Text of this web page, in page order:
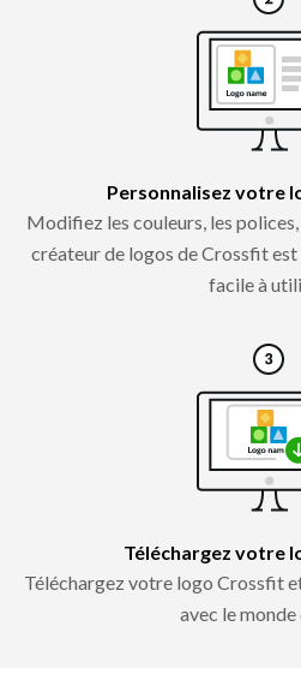
Personnalisez votre
Modifiez les couleurs, les
créateur de logos de Crossfit
facile à
Téléchargez votre
Téléchargez votre logo Crossfit
avec le monde